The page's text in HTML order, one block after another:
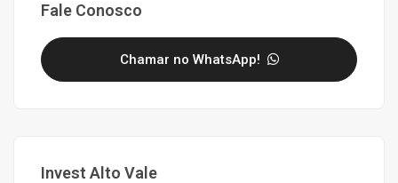
Fale Conosco
Chamar no WhatsApp!
Invest Alto Vale